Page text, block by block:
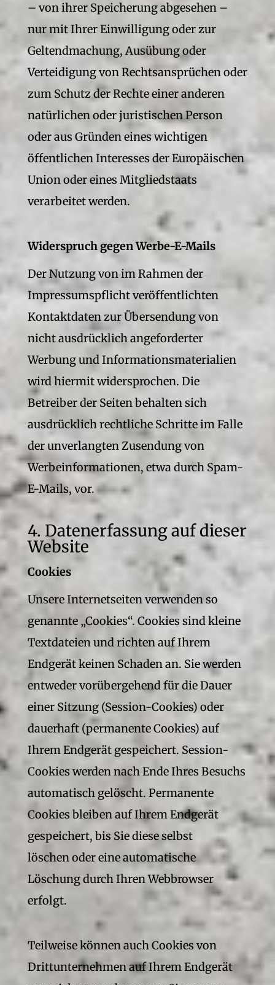
– von ihrer Speicherung abgesehen –
nur mit Ihrer Einwilligung oder zur
Geltendmachung, Ausübung oder
Verteidigung von Rechtsansprüchen oder
zum Schutz der Rechte einer anderen
natürlichen oder juristischen Person
oder aus Gründen eines wichtigen
öffentlichen Interesses der Europäischen
Union oder eines Mitgliedstaats
verarbeitet werden.
Widerspruch gegen Werbe-E-Mails
Der Nutzung von im Rahmen der
Impressumspflicht veröffentlichten
Kontaktdaten zur Übersendung von
nicht ausdrücklich angeforderter
Werbung und Informationsmaterialien
wird hiermit widersprochen. Die
Betreiber der Seiten behalten sich
ausdrücklich rechtliche Schritte im Falle
der unverlangten Zusendung von
Werbeinformationen, etwa durch Spam-
E-Mails, vor.
4. Datenerfassung auf dieser
Website
Cookies
Unsere Internetseiten verwenden so
genannte „Cookies“. Cookies sind kleine
Textdateien und richten auf Ihrem
Endgerät keinen Schaden an. Sie werden
entweder vorübergehend für die Dauer
einer Sitzung (Session-Cookies) oder
dauerhaft (permanente Cookies) auf
Ihrem Endgerät gespeichert. Session-
Cookies werden nach Ende Ihres Besuchs
automatisch gelöscht. Permanente
Cookies bleiben auf Ihrem Endgerät
gespeichert, bis Sie diese selbst
löschen oder eine automatische
Löschung durch Ihren Webbrowser
erfolgt.
Teilweise können auch Cookies von
Drittunternehmen auf Ihrem Endgerät